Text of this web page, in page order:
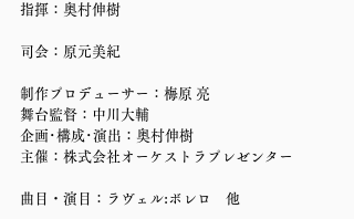
指揮：奥村伸樹
司会：原元美紀
制作プロデューサー：梅原 亮
舞台監督：中川大輔
企画･構成･演出：奥村伸樹
主催：株式会社オーケストラプレゼンター
曲目・演目：ラヴェル:ボレロ　他